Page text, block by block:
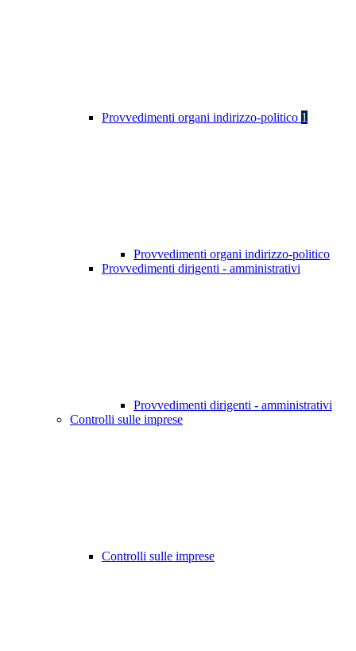
Provvedimenti organi indirizzo-politico 1
Provvedimenti organi indirizzo-politico
Provvedimenti dirigenti - amministrativi
Provvedimenti dirigenti - amministrativi
Controlli sulle imprese
Controlli sulle imprese